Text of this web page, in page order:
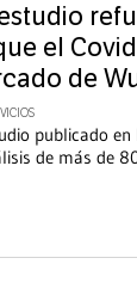
el
de
publicado
de más de